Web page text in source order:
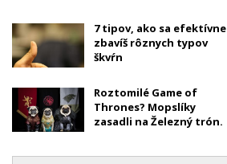
7 tipov, ako sa efektívne
zbavíš rôznych typov
škvŕn
Roztomilé Game of
Thrones? Mopslíky
zasadli na Železný trón.